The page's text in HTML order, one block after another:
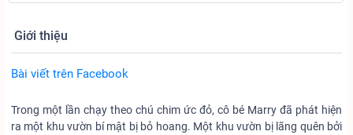
Giới thiệu
Bài viết trên Facebook
Trong một lần chạy theo chú chim ức đỏ, cô bé Marry đã phát hiện
ra một khu vườn bí mật bị bỏ hoang. Một khu vườn bị lãng quên bởi